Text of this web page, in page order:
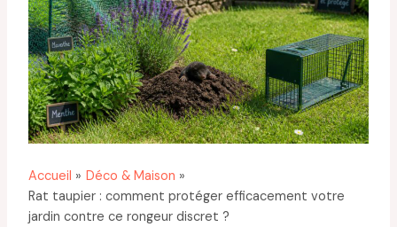
Accueil
Déco & Maison
Rat taupier : comment protéger efficacement votre
jardin contre ce rongeur discret ?